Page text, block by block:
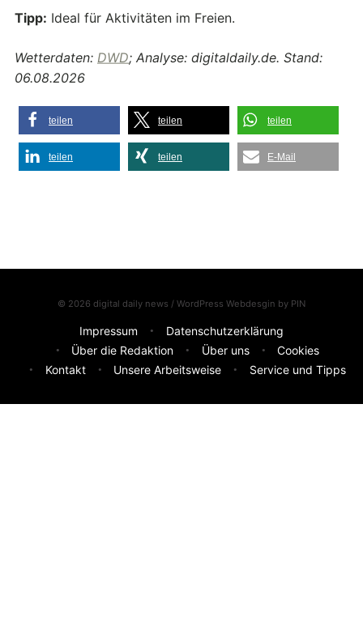
Tipp: Ideal für Aktivitäten im Freien.
Wetterdaten: DWD; Analyse: digitaldaily.de. Stand:
06.08.2026
teilen teilen teilen
teilen teilen E-Mail
© 2026 digital daily news / WordPress Webdesgin by PIN
Impressum
Datenschutzerklärung
Über die Redaktion
Über uns
Cookies
Kontakt
Unsere Arbeitsweise Service und Tipps